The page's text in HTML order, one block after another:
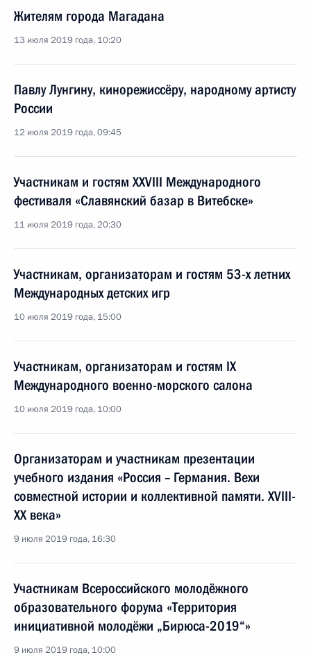
Жителям города Магадана
13 июля 2019 года, 10:20
Павлу Лунгину, кинорежиссёру, народному артисту
России
12 июля 2019 года, 09:45
Участникам и гостям XXVIII Международного
фестиваля «Славянский базар в Витебске»
11 июля 2019 года, 20:30
Участникам, организаторам и гостям 53-х летних
Международных детских игр
10 июля 2019 года, 15:00
Участникам, организаторам и гостям IX
Международного военно-морского салона
10 июля 2019 года, 10:00
Организаторам и участникам презентации
учебного издания «Россия – Германия. Вехи
совместной истории и коллективной памяти. XVIII-
XX века»
9 июля 2019 года, 16:30
Участникам Всероссийского молодёжного
образовательного форума «Территория
инициативной молодёжи „Бирюса-2019“»
9 июля 2019 года, 10:00